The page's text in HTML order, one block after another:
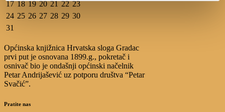
17 18 19 20 21 22 23
24 25 26 27 28 29 30
31
Općinska knjižnica Hrvatska sloga Gradac
prvi put je osnovana 1899.g., pokretač i
osnivač bio je ondašnji općinski načelnik
Petar Andrijašević uz potporu društva “Petar
Svačić”.
Pratite nas